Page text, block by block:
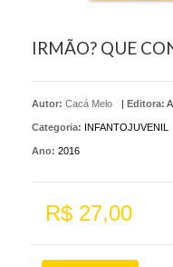
IRMÃO? QUE
Autor: Cacá Melo | Editora:
Categoria: INFANTOJUVENIL
Ano: 2016
R$ 27,00